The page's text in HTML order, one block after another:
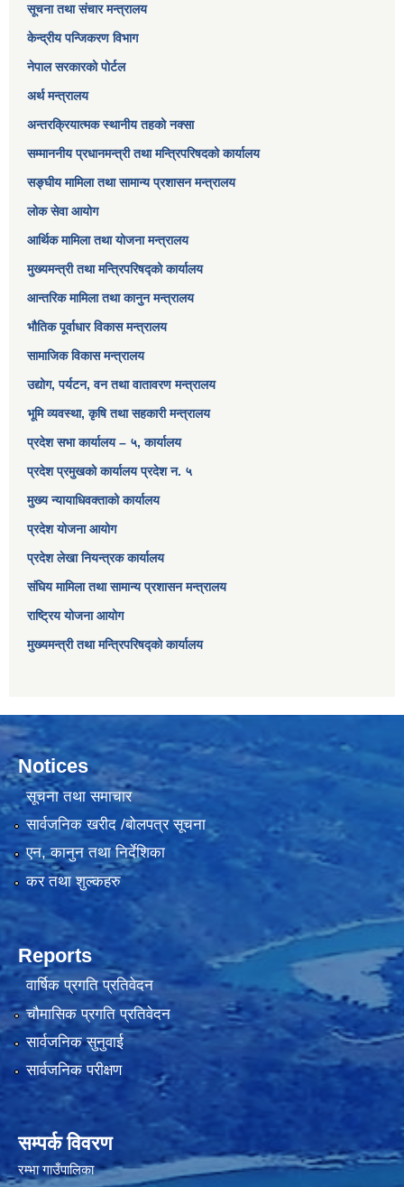
सूचना तथा संचार मन्त्रालय
केन्द्रीय पन्जिकरण विभाग
नेपाल सरकारको पोर्टल
अर्थ मन्त्रालय
अन्तरक्रियात्मक स्थानीय तहको नक्सा
सम्माननीय प्रधानमन्त्री तथा मन्त्रिपरिषद‌को कार्यालय
सङ्‍घीय मामिला तथा सामान्य प्रशासन मन्त्रालय
लोक सेवा आयोग
आर्थिक मामिला तथा योजना मन्त्रालय​
मुख्यमन्त्री तथा मन्त्रिपरिषद्को कार्यालय
आन्तरिक मामिला तथा कानुन मन्त्रालय
भौतिक पूर्वाधार विकास मन्त्रालय
सामाजिक विकास मन्त्रालय
उद्योग, पर्यटन, वन तथा वातावरण मन्त्रालय
भूमि व्यवस्था, कृषि तथा सहकारी मन्त्रालय
प्रदेश सभा कार्यालय – ५, कार्यालय
प्रदेश प्रमुखको कार्यालय प्रदेश न. ५
मुख्य न्यायाधिवक्ताको कार्यालय
प्रदेश योजना आयोग
प्रदेश लेखा नियन्त्रक कार्यालय
संघिय मामिला तथा सामान्य प्रशासन मन्त्रालय
राष्ट्रिय योजना आयोग
मुख्यमन्त्री तथा मन्त्रिपरिषद्को कार्यालय
Notices
सूचना तथा समाचार
सार्वजनिक खरीद /बोलपत्र सूचना
एन, कानुन तथा निर्देशिका
कर तथा शुल्कहरु
Reports
वार्षिक प्रगति प्रतिवेदन
चौमासिक प्रगति प्रतिवेदन
सार्वजनिक सुनुवाई
सार्वजनिक परीक्षण
सम्पर्क विवरण
रम्भा गाउँपालिका